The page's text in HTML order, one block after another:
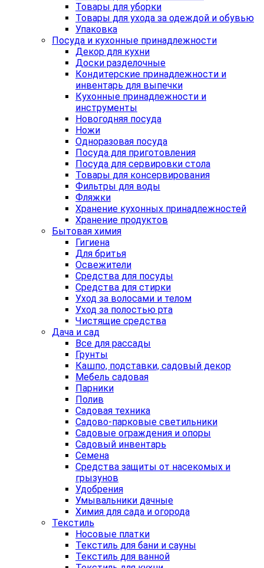
Товары для уборки
Товары для ухода за одеждой и обувью
Упаковка
Посуда и кухонные принадлежности
Декор для кухни
Доски разделочные
Кондитерские принадлежности и
инвентарь для выпечки
Кухонные принадлежности и
инструменты
Новогодняя посуда
Ножи
Одноразовая посуда
Посуда для приготовления
Посуда для сервировки стола
Товары для консервирования
Фильтры для воды
Фляжки
Хранение кухонных принадлежностей
Хранение продуктов
Бытовая химия
Гигиена
Для бритья
Освежители
Средства для посуды
Средства для стирки
Уход за волосами и телом
Уход за полостью рта
Чистящие средства
Дача и сад
Все для рассады
Грунты
Кашпо, подставки, садовый декор
Мебель садовая
Парники
Полив
Садовая техника
Садово-парковые светильники
Садовые ограждения и опоры
Садовый инвентарь
Семена
Средства защиты от насекомых и
грызунов
Удобрения
Умывальники дачные
Химия для сада и огорода
Текстиль
Носовые платки
Текстиль для бани и сауны
Текстиль для ванной